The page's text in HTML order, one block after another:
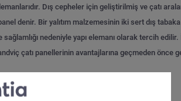
Dış cepheler için geliştirilmiş ve çatı
denir. Bir yalıtım malzemesinin iki sert dış tabaka
sağlamlığı nedeniyle yapı elemanı olarak tercih
çatı panellerinin avantajlarına geçmeden önce